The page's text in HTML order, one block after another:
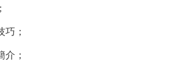
巧；
介；